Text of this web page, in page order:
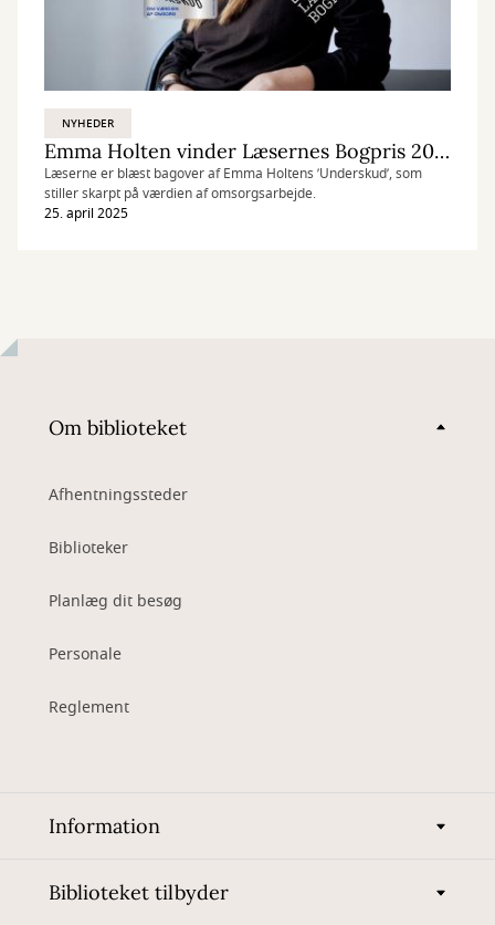
NYHEDER
Emma Holten vinder Læsernes Bogpris 2025
Læserne er blæst bagover af Emma Holtens ’Underskud’, som
stiller skarpt på værdien af omsorgsarbejde.
25. april 2025
Om biblioteket
Afhentningssteder
Biblioteker
Planlæg dit besøg
Personale
Reglement
Information
Biblioteket tilbyder